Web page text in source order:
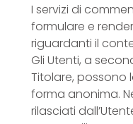
I servizi di
formulare e
riguardanti il
Gli Utenti, a
Titolare, possono
forma anonima.
rilasciati